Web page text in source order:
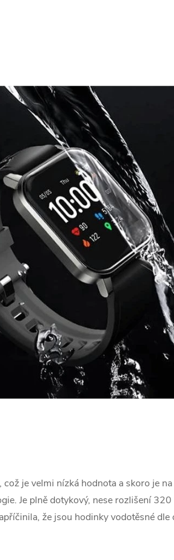
je velmi nízká hodnota a skoro je
Je plně dotykový, nese rozlišení
že jsou hodinky vodotěsné